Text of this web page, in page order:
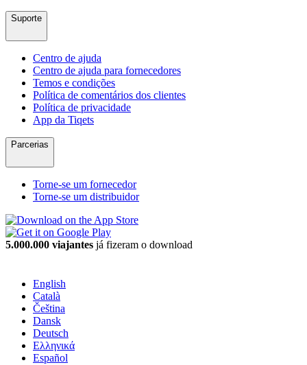
Suporte
Centro de ajuda
Centro de ajuda para fornecedores
Temos e condições
Política de comentários dos clientes
Política de privacidade
App da Tiqets
Parcerias
Torne-se um fornecedor
Torne-se um distribuidor
5.000.000 viajantes já fizeram o download
English
Català
Čeština
Dansk
Deutsch
Ελληνικά
Español